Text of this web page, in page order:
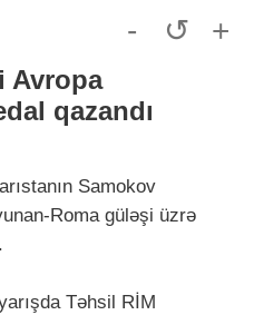
- ↺ +
Avropa
qazandı
Samokov
Roma güləşi üzrə
Təhsil RİM